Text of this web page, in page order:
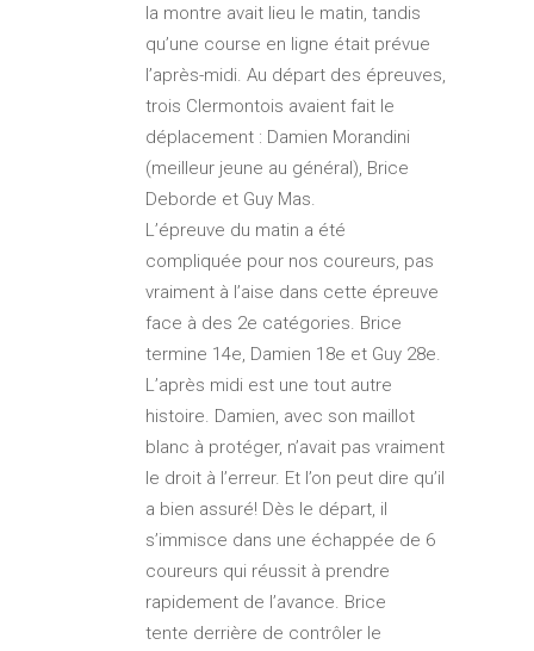
la montre avait lieu le matin, tandis
qu’une course en ligne était prévue
l’après-midi. Au départ des épreuves,
trois Clermontois avaient fait le
déplacement : Damien Morandini
(meilleur jeune au général), Brice
Deborde et Guy Mas.
L’épreuve du matin a été
compliquée pour nos coureurs, pas
vraiment à l’aise dans cette épreuve
face à des 2e catégories. Brice
termine 14e, Damien 18e et Guy 28e.
L’après midi est une tout autre
histoire. Damien, avec son maillot
blanc à protéger, n’avait pas vraiment
le droit à l’erreur. Et l’on peut dire qu’il
a bien assuré! Dès le départ, il
s’immisce dans une échappée de 6
coureurs qui réussit à prendre
rapidement de l’avance. Brice
tente derrière de contrôler le